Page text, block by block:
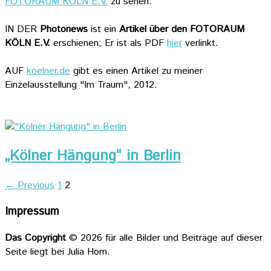
IN DER Photonews ist ein Artikel über den FOTORAUM
KÖLN E.V. erschienen; Er ist als PDF hier verlinkt.
AUF koelner.de gibt es einen Artikel zu meiner
Einzelausstellung "Im Traum", 2012.
„Kölner Hängung“ in Berlin
← Previous 1 2
Impressum
Das Copyright© 2026 für alle Bilder und Beiträge auf dieser
Seite liegt bei Julia Horn.